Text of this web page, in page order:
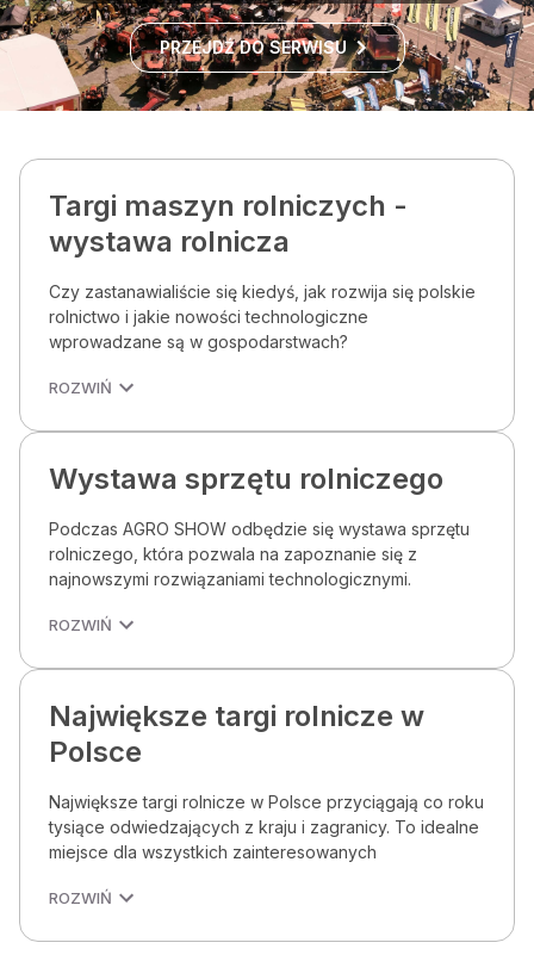
PRZEJDŹ DO SERWISU
Targi maszyn rolniczych -
wystawa rolnicza
Czy zastanawialiście się kiedyś, jak rozwija się polskie
rolnictwo i jakie nowości technologiczne
wprowadzane są w gospodarstwach?
ROZWIŃ
Wystawa sprzętu rolniczego
Podczas AGRO SHOW odbędzie się wystawa sprzętu
rolniczego, która pozwala na zapoznanie się z
najnowszymi rozwiązaniami technologicznymi.
ROZWIŃ
Największe targi rolnicze w
Polsce
Największe targi rolnicze w Polsce przyciągają co roku
tysiące odwiedzających z kraju i zagranicy. To idealne
miejsce dla wszystkich zainteresowanych
ROZWIŃ